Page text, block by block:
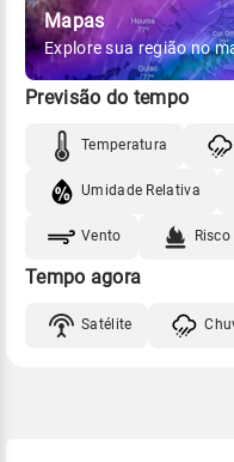
Mapas
Explore sua região no
Previsão do tempo
Temperatura
Umidade Relativa
Vento
Tempo agora
Satélite